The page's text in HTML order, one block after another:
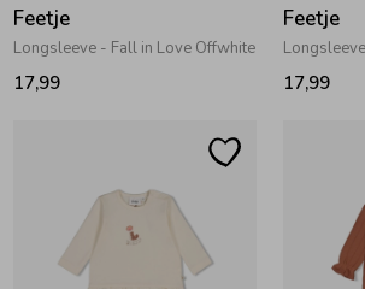
Feetje
Longsleeve - Fall in Love Offwhite
17,99
Feetje
17,99